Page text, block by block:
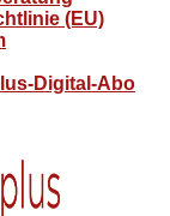
(EU)
Digital-Abo